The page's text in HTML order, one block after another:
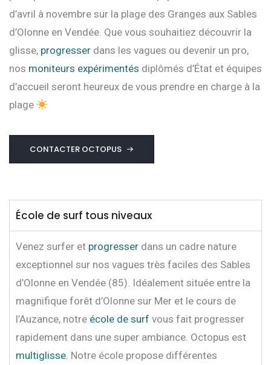
d’avril à novembre sur la plage des Granges aux Sables
d’Olonne en Vendée. Que vous souhaitiez découvrir la
glisse, progresser dans les vagues ou devenir un pro,
nos moniteurs expérimentés diplômés d’État et équipes
d’accueil seront heureux de vous prendre en charge à la
plage
CONTACTER OCTOPUS
École de surf tous niveaux
Venez surfer et progresser dans un cadre nature
exceptionnel sur nos vagues très faciles des Sables
d’Olonne en Vendée (85). Idéalement située entre la
magnifique forêt d’Olonne sur Mer et le cours de
l’Auzance, notre école de surf vous fait progresser
rapidement dans une super ambiance. Octopus est
multiglisse . Notre école propose différentes